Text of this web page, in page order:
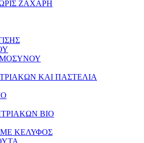
ΖΑΧΑΡΗ
ΚΑΙ ΠΑΣΤΕΛΙΑ
ΒΙΟ
ΜΕ ΚΕΛΥΦΟΣ